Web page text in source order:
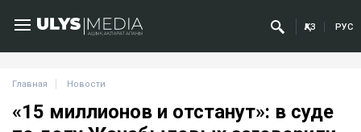
ҚАЗ РУС
Главная Новости
«15 миллионов и отстанут»: в суде